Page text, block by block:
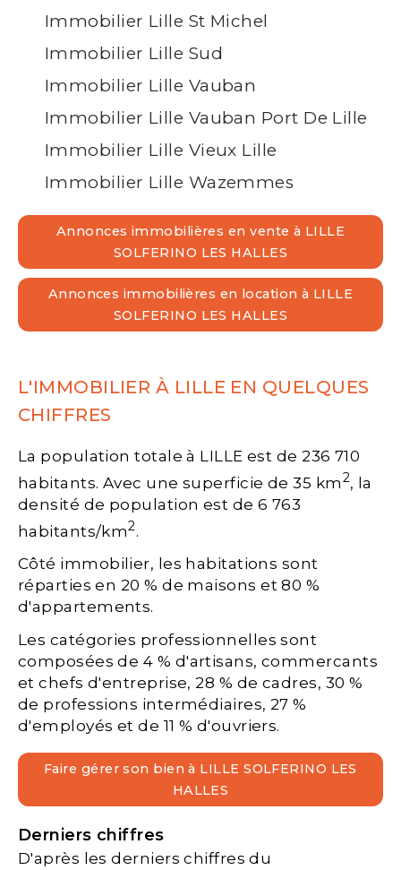
Immobilier Lille St Michel
Immobilier Lille Sud
Immobilier Lille Vauban
Immobilier Lille Vauban Port De Lille
Immobilier Lille Vieux Lille
Immobilier Lille Wazemmes
Annonces immobilières en vente à LILLE
SOLFERINO LES HALLES
Annonces immobilières en location à LILLE
SOLFERINO LES HALLES
L'IMMOBILIER À LILLE EN QUELQUES
CHIFFRES
La population totale à LILLE est de 236 710
habitants. Avec une superficie de 35 km2, la
densité de population est de 6 763
habitants/km2.
Côté immobilier, les habitations sont
réparties en 20 % de maisons et 80 %
d'appartements.
Les catégories professionnelles sont
composées de 4 % d'artisans, commercants
et chefs d'entreprise, 28 % de cadres, 30 %
de professions intermédiaires, 27 %
d'employés et de 11 % d'ouvriers.
Faire gérer son bien à LILLE SOLFERINO LES
HALLES
Derniers chiffres
D'après les derniers chiffres du